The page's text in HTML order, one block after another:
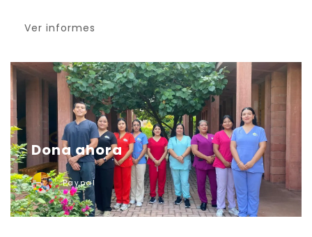
Ver informes
Dona ahora
Paypal